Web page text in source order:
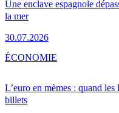
Une enclave espagnole
la mer
30.07.2026
L’euro en mèmes : quand
billets
ÉCONOMIE